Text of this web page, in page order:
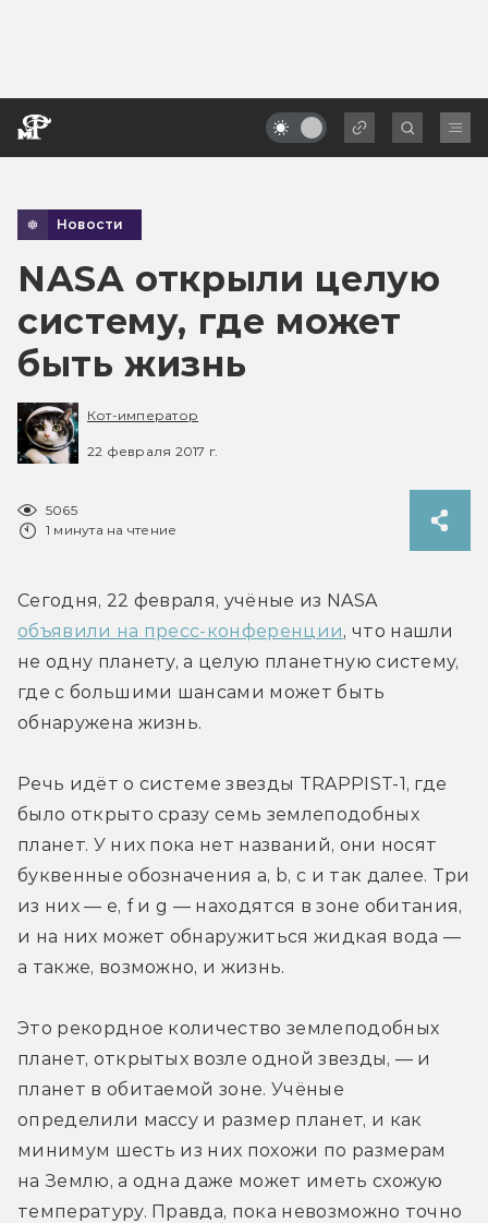
Новости
NASA открыли целую
систему, где может
быть жизнь
Кот-император
22 февраля 2017 г.
5065
1 минута на чтение
объявили на пресс-конференции, что нашли
не одну планету, а целую планетную систему,
где с большими шансами может быть
обнаружена жизнь.
Речь идёт о системе звезды TRAPPIST-1, где
было открыто сразу семь землеподобных
планет. У них пока нет названий, они носят
буквенные обозначения a, b, c и так далее. Три
из них — e, f и g — находятся в зоне обитания,
и на них может обнаружиться жидкая вода —
а также, возможно, и жизнь.
Это рекордное количество землеподобных
планет, открытых возле одной звезды, — и
планет в обитаемой зоне. Учёные
определили массу и размер планет, и как
минимум шесть из них похожи по размерам
на Землю, а одна даже может иметь схожую
температуру. Правда, пока невозможно точно